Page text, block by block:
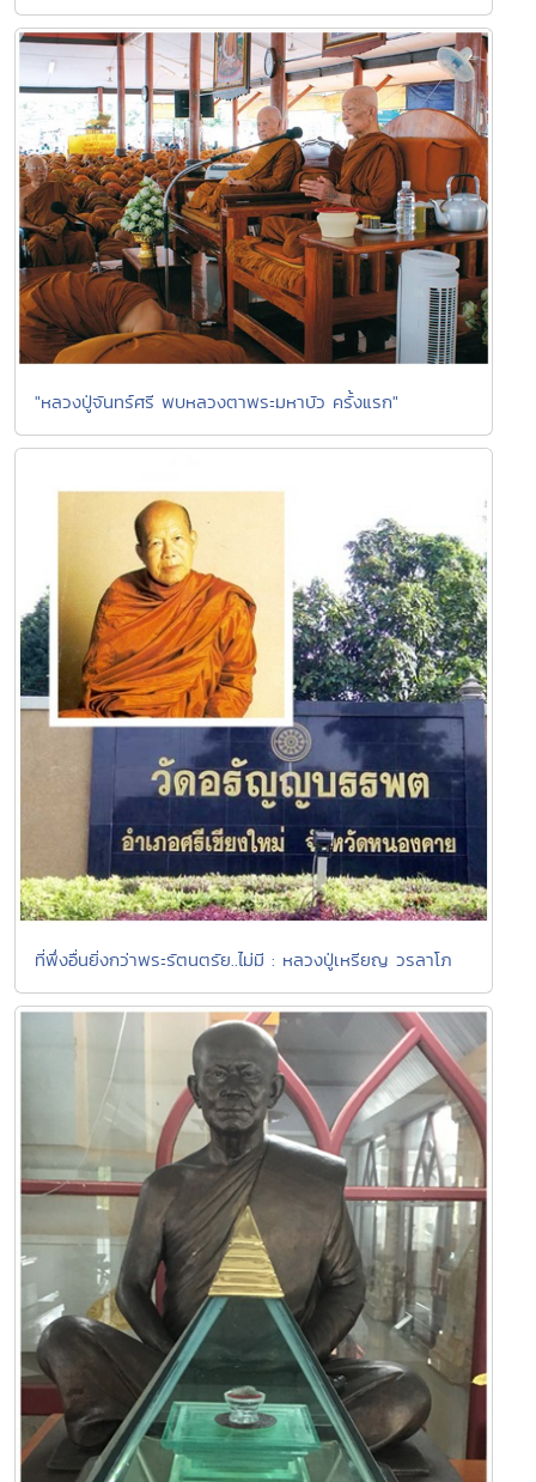
"หลวงปู่จันทร์ศรี พบหลวงตาพระมหาบัว ครั้งแรก"
ที่พึ่งอื่นยิ่งกว่าพระรัตนตรัย..ไม่มี : หลวงปู่เหรียญ วรลาโภ